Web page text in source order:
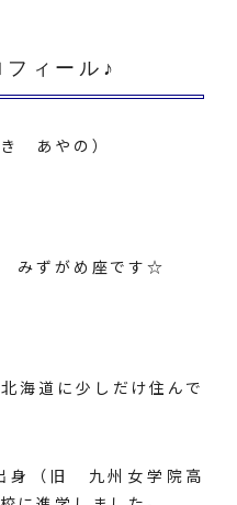
フィール♪
あやの）
みずがめ座です☆
海道に少しだけ住んで
身（旧 九州女学院高